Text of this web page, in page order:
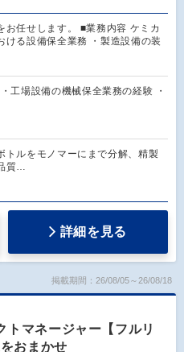
お任せします。 ■業務内容 ケミカ
ける設備保全業務 ・製造設備の装
工場設備の機械保全業務の経験 ・
トルをモノマーにまで分解、精製
質…
詳細を見る
掲載期間：26/08/05～26/08/18
トマネージャー【フルリ
おまかせ